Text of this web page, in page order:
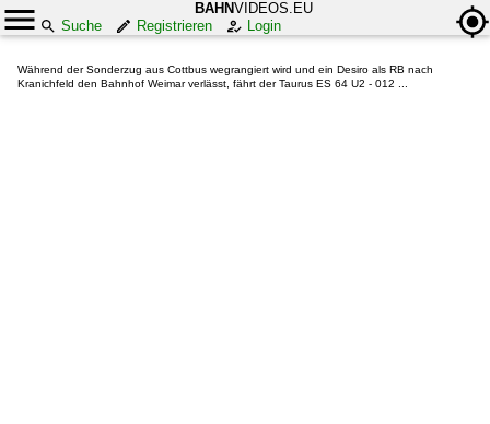
BAHNVIDEOS.EU
Suche
Registrieren Login
Während der Sonderzug aus Cottbus wegrangiert wird und ein Desiro als RB nach
Kranichfeld den Bahnhof Weimar verlässt, fährt der Taurus ES 64 U2 - 012 ...